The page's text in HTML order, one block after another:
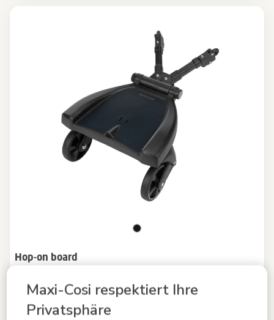
Maxi-Cosi respektiert Ihre
Privatsphäre
Hop-on board
Platz für zwei|Sitzend oder stehend|Einfach anzubringen
Sichere und sanfte Fahrten